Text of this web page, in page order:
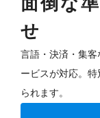
せ
言語・決済・集
ービスが対応。
られます。